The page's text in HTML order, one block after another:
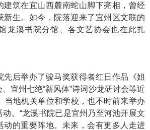
建筑在宜山西麓南蛇山脚下亮相，曾经
新生。如今，院落迎来了宜州区文联的
龙溪书院分馆、各文艺协会也在此扎
先后举办了骏马奖获得者红日作品《姐
宜州七绝“新风体”诗词沙龙研讨会等近
当地机关单位和学校，也不时前来举办
。“龙溪书院已是宜州乃至河池开展文
动的重要阵地。未来，会有更多人走进